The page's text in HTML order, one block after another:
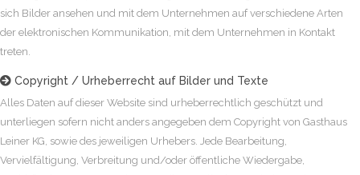
sich Bilder ansehen und mit dem Unternehmen auf verschiedene Arten
der elektronischen Kommunikation, mit dem Unternehmen in Kontakt
treten.
 Copyright / Urheberrecht auf Bilder und Texte
Alles Daten auf dieser Website sind urheberrechtlich geschützt und
unterliegen sofern nicht anders angegeben dem Copyright von Gasthaus
Leiner KG, sowie des jeweiligen Urhebers. Jede Bearbeitung,
Vervielfältigung, Verbreitung und/oder öffentliche Wiedergabe,